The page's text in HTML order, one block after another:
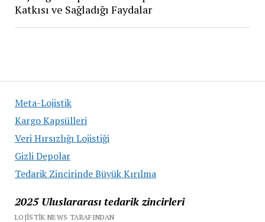
Meta-Lojistik
Kargo Kapsülleri
Veri Hırsızlığı Lojistiği
Gizli Depolar
Tedarik Zincirinde Büyük Kırılma
2025 Uluslararası tedarik zincirleri
LOJISTIK NEWS TARAFINDAN
Katkısı ve Sağladığı Faydalar